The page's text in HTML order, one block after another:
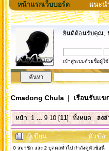
หน้าแรกเว็บบอร์ด แนะน
ยินดีต้อนรับคุณ,
เข้าสู่ระบบด้วยชื่อผู้ใ
Cmadong Chula| เรือนรับแข
หน้า:1 ... 9 10[11]ทั้งหมด ลงล่
ผู้เขียน หัวข้อ:
0 สมาชิก และ 2 บุคคลทั่วไป กำลังดูหัวข้อนี้